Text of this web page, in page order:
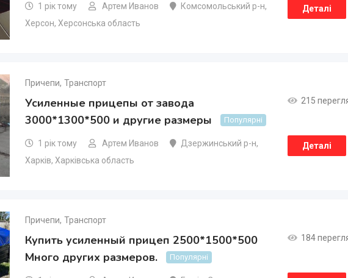
1 рік тому Артем Иванов Комсомольський р-н,
Херсон, Херсонська область
Деталі
Причепи, Транспорт
Усиленные прицепы от завода
3000*1300*500 и другие размеры
Популярні
1 рік тому Артем Иванов Дзержинський р-н,
Харків, Харківська область
215
Деталі
Причепи, Транспорт
Купить усиленный прицеп 2500*1500*500
Много других размеров.
Популярні
184